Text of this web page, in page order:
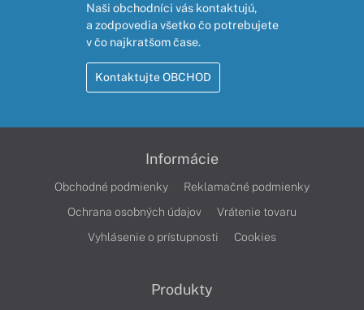
Naši obchodníci vás kontaktujú,
a zodpovedia všetko čo potrebujete
v čo najkratšom čase.
Kontaktujte OBCHOD
Informácie
Obchodné podmienky
Reklamačné podmienky
Ochrana osobných údajov
Vrátenie tovaru
Vyhlásenie o prístupnosti
Cookies
Produkty